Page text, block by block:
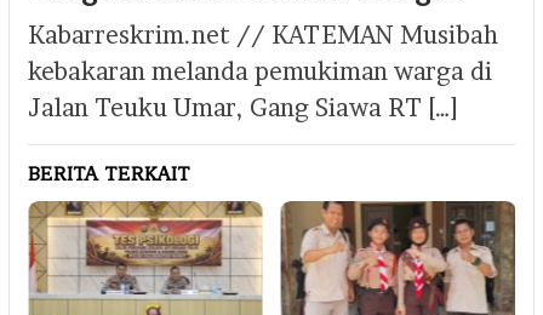
Kabarreskrim.net // KATEMAN Musibah
kebakaran melanda pemukiman warga di
Jalan Teuku Umar, Gang Siawa RT […]
BERITA TERKAIT